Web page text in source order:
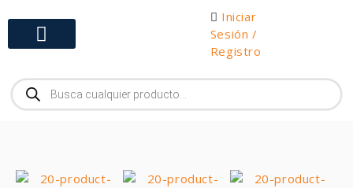
Iniciar
Sesión /
Registro